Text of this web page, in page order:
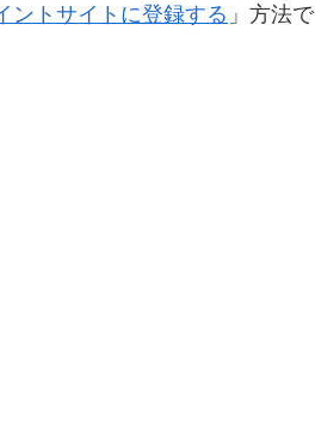
ントサイトに登録する 」方法で